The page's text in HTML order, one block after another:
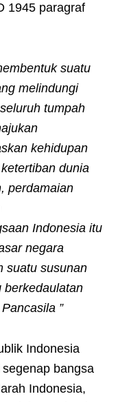
1945 paragraf
suatu
melindungi
tumpah
kehidupan
dunia
perdamaian
Indonesia itu
negara
suatu susunan
berkedaulatan
”
Indonesia
bangsa
Indonesia,